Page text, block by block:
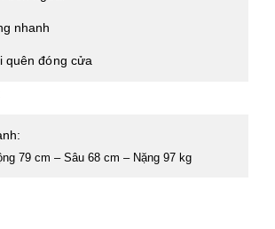
nhanh
quên đóng cửa
79 cm – Sâu 68 cm – Nặng 97 kg